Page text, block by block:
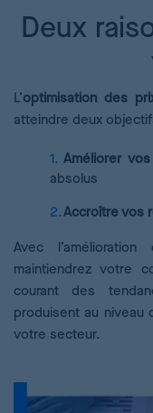
Deux
L’optimisation des
atteindre deux
Améliorer
absolus
Accroître vos
Avec
maintiendrez votre
courant des
produisent au niveau
votre secteur.